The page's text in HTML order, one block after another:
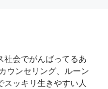
社会でがんばってるあ
ウンセリング、ルーン
スッキリ生きやすい人